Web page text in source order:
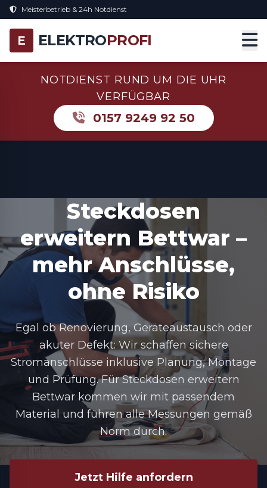
Meisterbetrieb & 24h Notdienst
E ELEKTROPROFI
NOTDIENST RUND UM DIE UHR
VERFÜGBAR
0157 9249 92 50
Steckdosen
erweitern Bettwar –
mehr Anschlüsse,
ohne Risiko
Egal ob Renovierung, Geräteaustausch oder
akuter Defekt: Wir schaffen sichere
Stromanschlüsse inklusive Planung, Montage
und Prüfung. FürSteckdosen erweitern
Bettwar kommen wir mit passendem
Material und führen alle Messungen gemäß
Norm durch.
Jetzt Hilfe anfordern